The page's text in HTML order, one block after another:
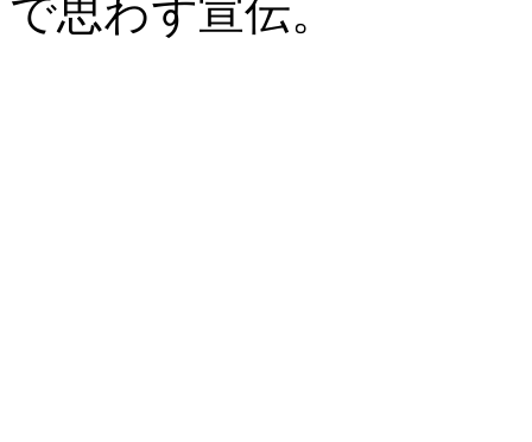
で思わず宣伝。